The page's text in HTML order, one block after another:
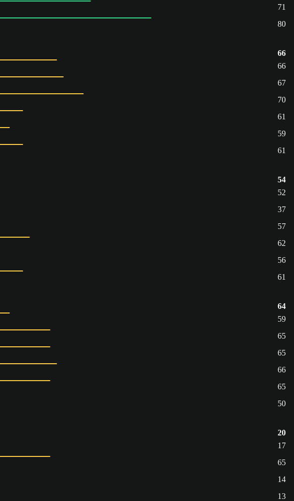
71
80
66
66
67
70
61
59
61
54
52
37
57
62
56
61
64
59
65
65
66
65
50
20
17
65
14
13